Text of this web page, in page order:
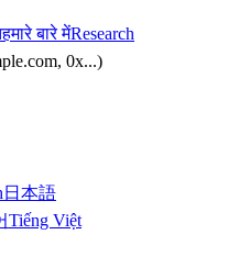
हमारे बारे मेंResearch
0x...)
日本語
Tiếng Việt